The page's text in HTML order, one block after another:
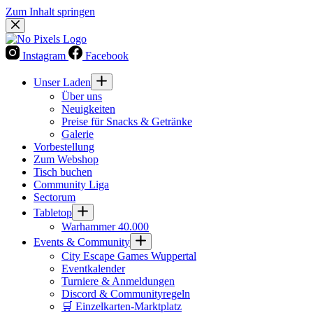
Zum Inhalt springen
Instagram Facebook
Unser Laden
Über uns
Neuigkeiten
Preise für Snacks & Getränke
Galerie
Vorbestellung
Zum Webshop
Tisch buchen
Community Liga
Sectorum
Tabletop
Warhammer 40.000
Events & Community
City Escape Games Wuppertal
Eventkalender
Turniere & Anmeldungen
Discord & Communityregeln
🛒 Einzelkarten-Marktplatz